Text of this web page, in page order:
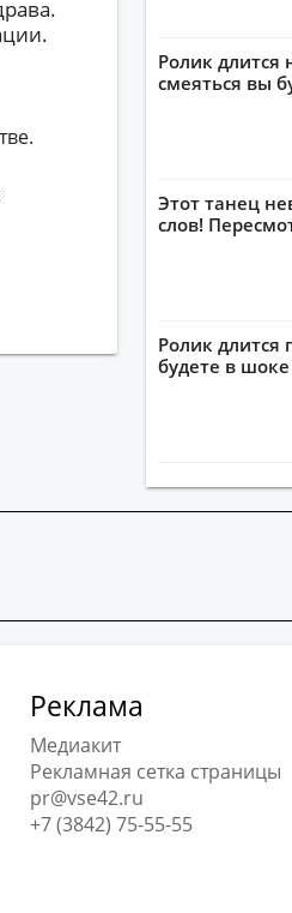
Ролик длится
смеяться вы
Этот танец
слов!
Ролик длится
будете в
Реклама
Медиакит
Рекламная сетка страницы
pr@vse42.ru
+7 (3842) 75-55-55